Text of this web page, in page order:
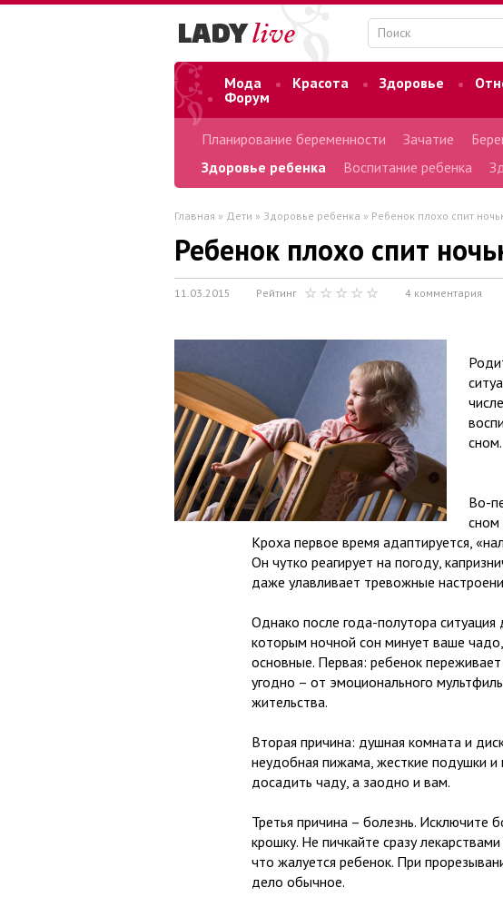
Мода Красота Здоровье
Форум
Планирование беременности Зачатие
Здоровье ребенка
Воспитание ребенка
Главная » Дети » Здоровье ребенка » Ребенок плохо спит
Ребенок плохо спит
11.03.2015 Рейтинг 4 комментария
сном.
Во-
сном
Кроха первое время адаптируется,
Он чутко реагирует на погоду,
даже улавливает тревожные
Однако после года-полутора
которым ночной сон минует ваше
основные. Первая: ребенок
угодно – от эмоционального
жительства.
Вторая причина: душная комната и
неудобная пижама, жесткие подушки и
досадить чаду, а заодно и вам.
Третья причина – болезнь.
крошку. Не пичкайте сразу
что жалуется ребенок. При
дело обычное.